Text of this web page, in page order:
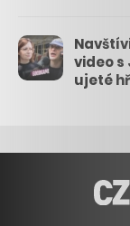
video s
ujeté